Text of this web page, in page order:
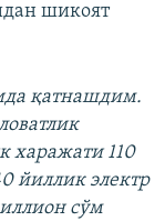
шикоят
қатнашдим.
харажати 110
йиллик электр
сўм